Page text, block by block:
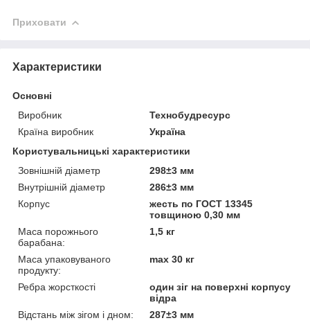
Приховати
Характеристики
Основні
Виробник
Технобудресурс
Країна виробник
Україна
Користувальницькі характеристики
Зовнішній діаметр
298±3 мм
Внутрішній діаметр
286±3 мм
Корпус
жесть по ГОСТ 13345
товщиною 0,30 мм
Маса порожнього
барабана:
1,5 кг
Маса упаковуваного
продукту:
max 30 кг
Ребра жорсткості
один зіг на поверхні корпусу
відра
Відстань між зігом і дном:
287±3 мм